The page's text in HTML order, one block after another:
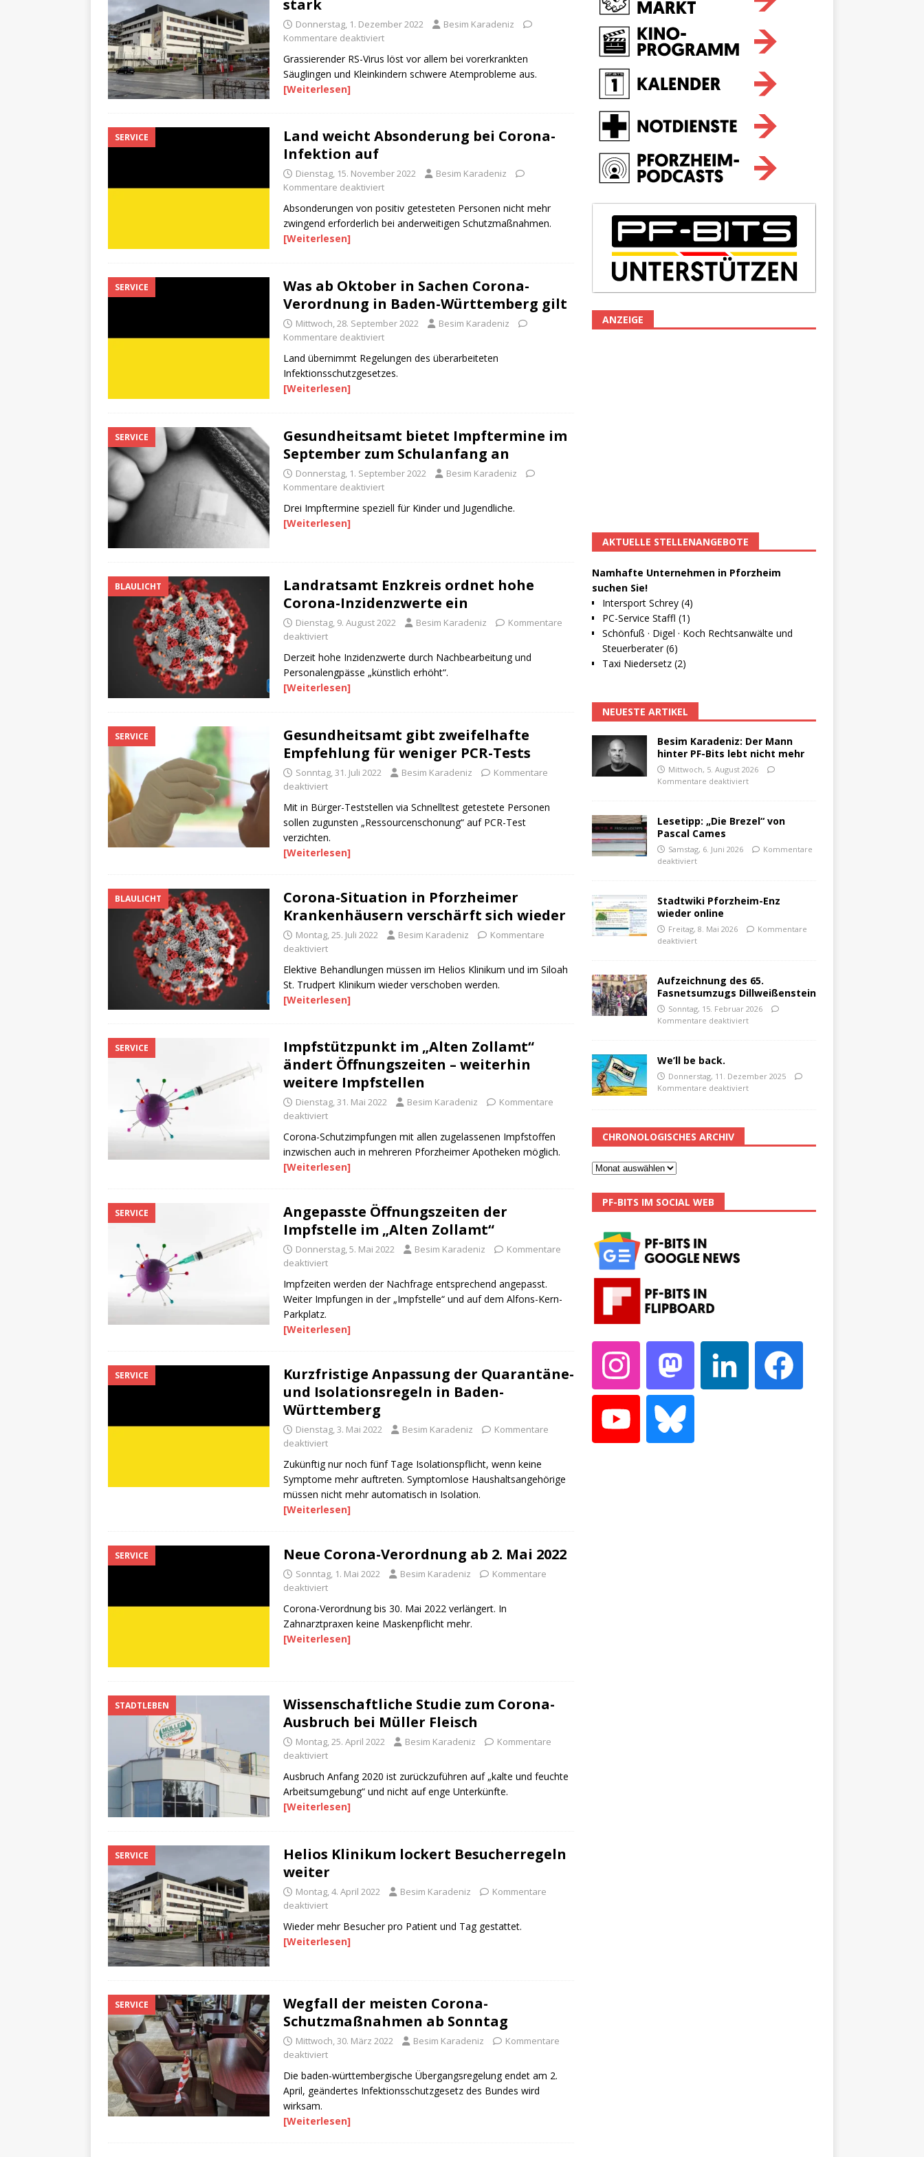
stark
Donnerstag, 1. Dezember 2022
Besim Karadeniz
Kommentare deaktiviert
Grassierender RS-Virus löst vor allem bei vorerkrankten
Säuglingen und Kleinkindern schwere Atemprobleme aus.
[Weiterlesen]
SERVICE
Land weicht Absonderung bei Corona-
Infektion auf
Dienstag, 15. November 2022
Besim Karadeniz
Kommentare deaktiviert
Absonderungen von positiv getesteten Personen nicht mehr
zwingend erforderlich bei anderweitigen Schutzmaßnahmen.
[Weiterlesen]
SERVICE
Was ab Oktober in Sachen Corona-
Verordnung in Baden-Württemberg gilt
Mittwoch, 28. September 2022
Besim Karadeniz
Kommentare deaktiviert
Land übernimmt Regelungen des überarbeiteten
Infektionsschutzgesetzes.
[Weiterlesen]
SERVICE
Gesundheitsamt bietet Impftermine im
September zum Schulanfang an
Donnerstag, 1. September 2022
Besim Karadeniz
Kommentare deaktiviert
Drei Impftermine speziell für Kinder und Jugendliche.
[Weiterlesen]
BLAULICHT
Landratsamt Enzkreis ordnet hohe
Corona-Inzidenzwerte ein
Dienstag, 9. August 2022 Besim Karadeniz
Kommentare
deaktiviert
Derzeit hohe Inzidenzwerte durch Nachbearbeitung und
Personalengpässe „künstlich erhöht“.
[Weiterlesen]
SERVICE
Gesundheitsamt gibt zweifelhafte
Empfehlung für weniger PCR-Tests
Sonntag, 31. Juli 2022 Besim Karadeniz
Kommentare
deaktiviert
Mit in Bürger-Teststellen via Schnelltest getestete Personen
sollen zugunsten „Ressourcenschonung“ auf PCR-Test
verzichten.
[Weiterlesen]
BLAULICHT
Corona-Situation in Pforzheimer
Krankenhäusern verschärft sich wieder
Montag, 25. Juli 2022 Besim Karadeniz
Kommentare
deaktiviert
Elektive Behandlungen müssen im Helios Klinikum und im Siloah
St. Trudpert Klinikum wieder verschoben werden.
[Weiterlesen]
SERVICE
Impfstützpunkt im „Alten Zollamt“
ändert Öffnungszeiten – weiterhin
weitere Impfstellen
Dienstag, 31. Mai 2022 Besim Karadeniz
Kommentare
deaktiviert
Corona-Schutzimpfungen mit allen zugelassenen Impfstoffen
inzwischen auch in mehreren Pforzheimer Apotheken möglich.
[Weiterlesen]
SERVICE
Angepasste Öffnungszeiten der
Impfstelle im „Alten Zollamt“
Donnerstag, 5. Mai 2022 Besim Karadeniz
Kommentare
deaktiviert
Impfzeiten werden der Nachfrage entsprechend angepasst.
Weiter Impfungen in der „Impfstelle“ und auf dem Alfons-Kern-
Parkplatz.
[Weiterlesen]
SERVICE
Kurzfristige Anpassung der Quarantäne-
und Isolationsregeln in Baden-
Württemberg
Dienstag, 3. Mai 2022 Besim Karadeniz
Kommentare
deaktiviert
Zukünftig nur noch fünf Tage Isolationspflicht, wenn keine
Symptome mehr auftreten. Symptomlose Haushaltsangehörige
müssen nicht mehr automatisch in Isolation.
[Weiterlesen]
SERVICE Neue Corona-Verordnung ab 2. Mai 2022
Sonntag, 1. Mai 2022 Besim Karadeniz
Kommentare
deaktiviert
Corona-Verordnung bis 30. Mai 2022 verlängert. In
Zahnarztpraxen keine Maskenpflicht mehr.
[Weiterlesen]
STADTLEBEN
Wissenschaftliche Studie zum Corona-
Ausbruch bei Müller Fleisch
Montag, 25. April 2022 Besim Karadeniz
Kommentare
deaktiviert
Ausbruch Anfang 2020 ist zurückzuführen auf „kalte und feuchte
Arbeitsumgebung“ und nicht auf enge Unterkünfte.
[Weiterlesen]
SERVICE
Helios Klinikum lockert Besucherregeln
weiter
Montag, 4. April 2022 Besim Karadeniz
Kommentare
deaktiviert
Wieder mehr Besucher pro Patient und Tag gestattet.
[Weiterlesen]
SERVICE
Wegfall der meisten Corona-
Schutzmaßnahmen ab Sonntag
Mittwoch, 30. März 2022 Besim Karadeniz
Kommentare
deaktiviert
Die baden-württembergische Übergangsregelung endet am 2.
April, geändertes Infektionsschutzgesetz des Bundes wird
wirksam.
[Weiterlesen]
ANZEIGE
AKTUELLE STELLENANGEBOTE
Namhafte Unternehmen in Pforzheim
suchen Sie!
Intersport Schrey (4)
PC-Service Staffl (1)
Schönfuß · Digel · Koch Rechtsanwälte und
Steuerberater (6)
Taxi Niedersetz (2)
NEUESTE ARTIKEL
Besim Karadeniz: Der Mann
hinter PF-Bits lebt nicht mehr
Mittwoch, 5. August 2026
Kommentare deaktiviert
Lesetipp: „Die Brezel“ von
Pascal Cames
Samstag, 6. Juni 2026
Kommentare
deaktiviert
Stadtwiki Pforzheim-Enz
wieder online
Freitag, 8. Mai 2026
Kommentare
deaktiviert
Aufzeichnung des 65.
Fasnetsumzugs Dillweißenstein
Sonntag, 15. Februar 2026
Kommentare deaktiviert
We’ll be back.
Donnerstag, 11. Dezember 2025
Kommentare deaktiviert
CHRONOLOGISCHES ARCHIV
PF-BITS IM SOCIAL WEB